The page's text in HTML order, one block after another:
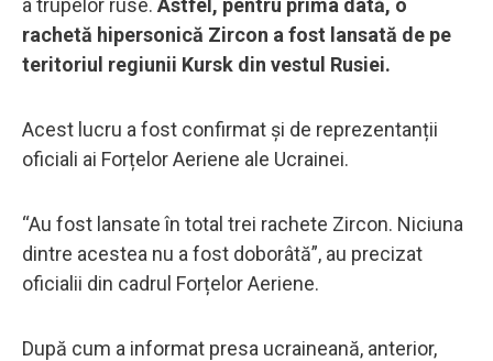
rachetă hipersonică Zircon a fost lansată de pe
teritoriul regiunii Kursk din vestul Rusiei.
Acest lucru a fost confirmat și de reprezentanții
oficiali ai Forțelor Aeriene ale Ucrainei.
“Au fost lansate în total trei rachete Zircon. Niciuna
dintre acestea nu a fost doborâtă”, au precizat
oficialii din cadrul Forțelor Aeriene.
După cum a informat presa ucraineană, anterior,